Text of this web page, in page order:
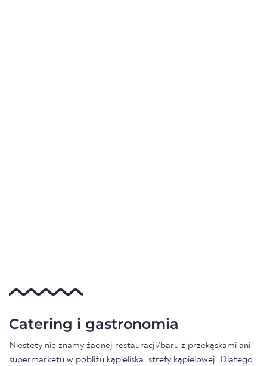
Catering i gastronomia
Niestety nie znamy żadnej restauracji/baru z przekąskami ani
supermarketu w pobliżu kąpieliska. strefy kąpielowej. Dlatego